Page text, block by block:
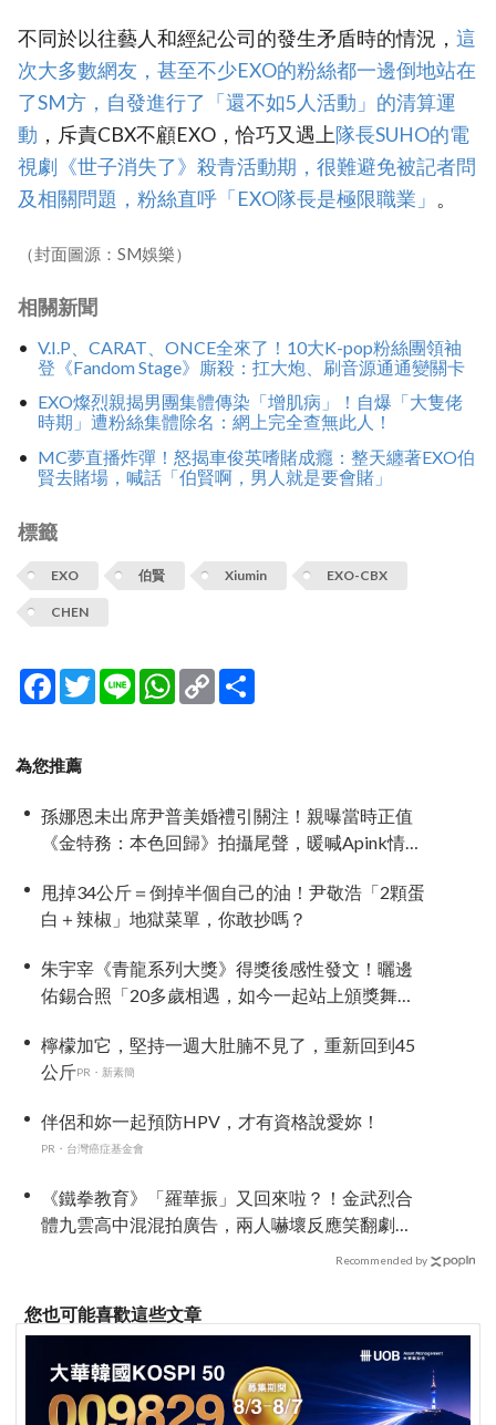
不同於以往藝人和經紀公司的發生矛盾時的情況， 這
次大多數網友，甚至不少EXO的粉絲都一邊倒地站在
了SM方，自發進行了「還不如5人活動」的清算運
動 ，斥責CBX不顧EXO，恰巧又遇上‎隊長SUHO的電
視劇《世子消失了》殺青活動期，很難避免被記者問
及相關問題，粉絲直呼「EXO隊長是極限職業」 。
（封面圖源：SM娛樂）
相關新聞
V.I.P、CARAT、ONCE全來了！10大K-pop粉絲團領袖
登《Fandom Stage》廝殺：扛大炮、刷音源通通變關卡
EXO燦烈親揭男團集體傳染「增肌病」！自爆「大隻佬
時期」遭粉絲集體除名：網上完全查無此人！
MC夢直播炸彈！怒揭車俊英嗜賭成癮：整天纏著EXO伯
賢去賭場，喊話「伯賢啊，男人就是要會賭」
標籤
EXO 伯賢 Xiumin EXO-CBX
CHEN
Facebook
TwitterLine WhatsApp
Copy
Link
為您推薦
孫娜恩未出席尹普美婚禮引關注！親曝當時正值
《金特務：本色回歸》拍攝尾聲，暖喊Apink情誼
甩掉34公斤＝倒掉半個自己的油！尹敬浩「2顆蛋
白＋辣椒」地獄菜單，你敢抄嗎？
朱宇宰《青龍系列大獎》得獎後感性發文！曬邊
佑錫合照「20多歲相遇，如今一起站上頒獎舞
檸檬加它，堅持一週大肚腩不見了，重新回到45
公斤PR・新素簡
伴侶和妳一起預防HPV，才有資格說愛妳！
PR・台灣癌症基金會
《鐵拳教育》「羅華振」又回來啦？！金武烈合
體九雲高中混混拍廣告，兩人嚇壞反應笑翻劇
Recommended by
您也可能喜歡這些文章